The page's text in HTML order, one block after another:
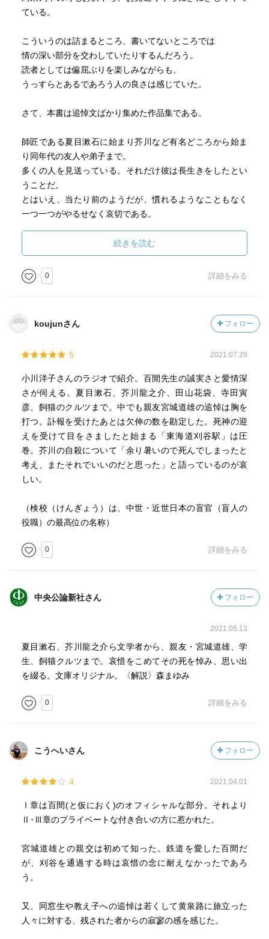
ている。
こういうのは詰まるところ、書いてないところでは
情の深い部分を交わしていたりするんだろう。
読者としては偏屈ぶりを楽しみながらも、
うっすらとあるであろう人の良さは感じていた。
さて、本書は追悼文ばかり集めた作品集である。
師匠である夏目漱石に始まり芥川など有名どころから始ま
り同年代の友人や弟子まで。
多くの人を見送っている。それだけ彼は長生きをしたとい
うことだ。
とはいえ、当たり前のようだが、慣れるようなこともなく
一つ一つがやるせなく哀切である。
死について直接に語られる場面はあまりない。
それについて語るのが、憚られているかのようで、
宮城道雄に対して、事故の現場について行こうか行くまい
か悩むような描写は
単に「早いのではないか」ということに集約している。
彼が偏屈としてみせて来たもののあまりの人間臭さを感じ
てしまって、
読み終えるのは早すぎるのじゃないかと思ってしまう。
誰も彼も死ぬのは早すぎる。
>>
食卓に就いてから暫くすると、花袋先生が少し離れた席か
観察がしっかりしてゐるから云云」と云われるのを聞いて
いると（中略）私は面目を施すと云ふよりも、そんな昔の
がした。(p.48)
<<
なんだか、このあたりは素直に嬉しかった思い出という感
じで、却って面白い。
>>
君はしょっちゅう私の所へやって来て、他の学生達と私が
なかったではないか。その君が、あれ以来、と云ふのは鎌
ある。これからは春めき、万物の発動期である。残夢の隙
間にもぐり込んで来なさい。山の芋が鰻になり、竹の子も
竹になる季節だよ。(p.239)
弟子に対してのものだが、これも驚くほど優しい。
ここでちょっと引用するだけでは伝わりにくいくらい遠回
りをして
ただただひたすらに悲しんでいる。こればかりは中をじっ
続きを読む
0 詳細をみる
koujunさん フォロー
5 2021.07.29
小川洋子さんのラジオで紹介。百閒先生の誠実さと愛情深
さが伺える。夏目漱石、芥川龍之介、田山花袋、寺田寅
彦、飼猫のクルツまで。中でも親友宮城道雄の追悼は胸を
打つ。訃報を受けたあとは欠伸の数を勘定した。死神の迎
えを受けて目をさましたと始まる「東海道刈谷駅」は圧
巻。芥川の自殺について「余り暑いので死んでしまったと
考え、またそれでいいのだと思った」と語っているのが哀
しい。
（検校（けんぎょう）は、中世・近世日本の盲官（盲人の
役職）の最高位の名称）
0 詳細をみる
中央公論新社さん フォロー
2021.05.13
夏目漱石、芥川龍之介ら文学者から、親友・宮城道雄、学
生、飼猫クルツまで。哀惜をこめてその死を悼み、思い出
を綴る。文庫オリジナル。〈解説〉森まゆみ
0 詳細をみる
こうへいさん フォロー
4 2021.04.01
Ⅰ章は百間(と仮におく)のオフィシャルな部分。それより
Ⅱ･Ⅲ章のプライベートな付き合いの方に惹かれた。
宮城道雄との親交は初めて知った。鉄道を愛した百間だ
が、刈谷を通過する時は哀惜の念に耐えなかったであろ
う。
又、同窓生や教え子への追悼は若くして黄泉路に旅立った
人々に対する、残された者からの寂寥の感を感じた。